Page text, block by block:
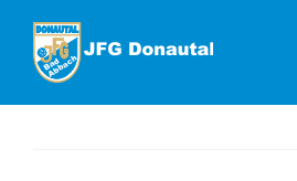
Inhalt
springen